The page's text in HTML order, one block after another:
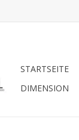
STARTSEITE
DIMENSION